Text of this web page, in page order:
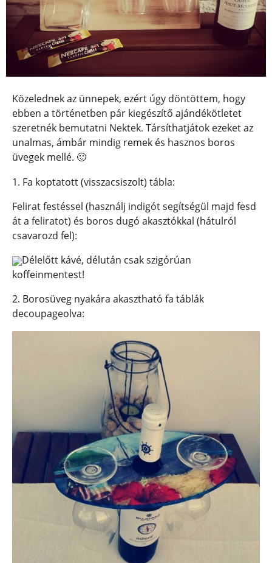
Közelednek az ünnepek, ezért úgy döntöttem, hogy
ebben a történetben pár kiegészítő ajándékötletet
szeretnék bemutatni Nektek. Társíthatjátok ezeket az
unalmas, ámbár mindig remek és hasznos boros
üvegek mellé. 🙂
1. Fa koptatott (visszacsiszolt) tábla:
Felirat festéssel (használj indigót segítségül majd fesd
át a feliratot) és boros dugó akasztókkal (hátulról
csavarozd fel):
Délelőtt kávé, délután csak szigórúan
koffeinmentest!
2. Borosüveg nyakára akasztható fa táblák
decoupageolva: